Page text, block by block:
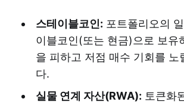
스테이블코인: 포트폴리오의
이블코인(또는 현금)으로 보유
을 피하고 저점 매수 기회를 노
다.
실물 연계 자산(RWA): 토큰화